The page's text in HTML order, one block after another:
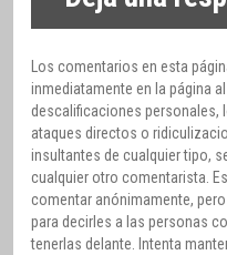
Los comentarios en esta
inmediatamente en la página
descalificaciones personales,
ataques directos o
insultantes de cualquier tipo,
cualquier otro comentarista.
comentar anónimamente,
para decirles a las personas
tenerlas delante. Intenta